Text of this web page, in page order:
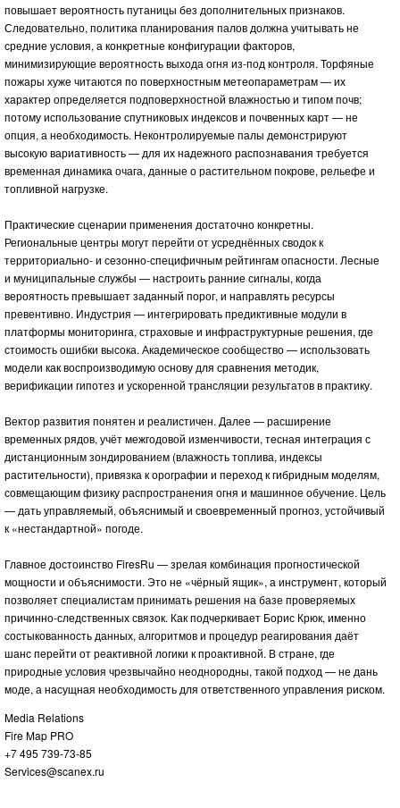
повышает вероятность путаницы без дополнительных признаков.
Следовательно, политика планирования палов должна учитывать не
средние условия, а конкретные конфигурации факторов,
минимизирующие вероятность выхода огня из-под контроля. Торфяные
пожары хуже читаются по поверхностным метеопараметрам — их
характер определяется подповерхностной влажностью и типом почв;
потому использование спутниковых индексов и почвенных карт — не
опция, а необходимость. Неконтролируемые палы демонстрируют
высокую вариативность — для их надежного распознавания требуется
временная динамика очага, данные о растительном покрове, рельефе и
топливной нагрузке.
Практические сценарии применения достаточно конкретны.
Региональные центры могут перейти от усреднённых сводок к
территориально- и сезонно-специфичным рейтингам опасности. Лесные
и муниципальные службы — настроить ранние сигналы, когда
вероятность превышает заданный порог, и направлять ресурсы
превентивно. Индустрия — интегрировать предиктивные модули в
платформы мониторинга, страховые и инфраструктурные решения, где
стоимость ошибки высока. Академическое сообщество — использовать
модели как воспроизводимую основу для сравнения методик,
верификации гипотез и ускоренной трансляции результатов в практику.
Вектор развития понятен и реалистичен. Далее — расширение
временных рядов, учёт межгодовой изменчивости, тесная интеграция с
дистанционным зондированием (влажность топлива, индексы
растительности), привязка к орографии и переход к гибридным моделям,
совмещающим физику распространения огня и машинное обучение. Цель
— дать управляемый, объяснимый и своевременный прогноз, устойчивый
к «нестандартной» погоде.
Главное достоинство FiresRu — зрелая комбинация прогностической
мощности и объяснимости. Это не «чёрный ящик», а инструмент, который
позволяет специалистам принимать решения на базе проверяемых
причинно-следственных связок. Как подчеркивает Борис Крюк, именно
состыкованность данных, алгоритмов и процедур реагирования даёт
шанс перейти от реактивной логики к проактивной. В стране, где
природные условия чрезвычайно неоднородны, такой подход — не дань
моде, а насущная необходимость для ответственного управления риском.
Media Relations
Fire Map PRO
+7 495 739-73-85
Services@scanex.ru